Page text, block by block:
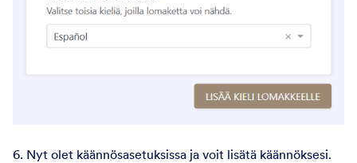
6. Nyt olet käännösasetuksissa ja voit lisätä käännöksesi.